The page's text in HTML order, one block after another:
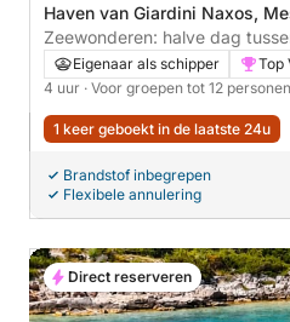
Haven van Giardini Naxos,
Zeewonderen: halve dag
snorkelen in Taormina
Eigenaar als schipper Top
4 uur · Voor groepen tot 12 personen
1 keer geboekt in de laatste 24u
Brandstof inbegrepen
Flexibele annulering
Direct reserveren